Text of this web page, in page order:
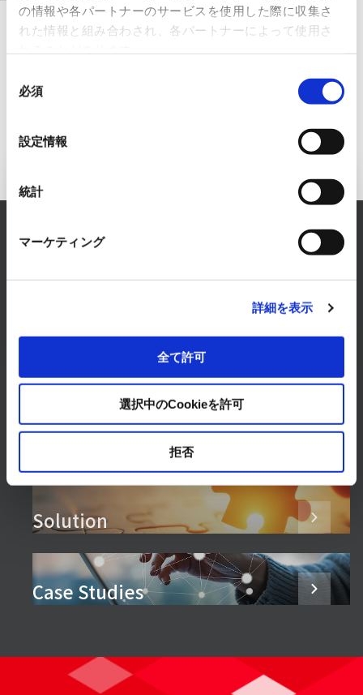
の情報や各パートナーのサービスを使用した際に収集さ
れた情報と組み合わされ、各パートナーによって使用さ
必須
設定情報
統計
マーケティング
詳細を表示
全て許可
選択中のCookieを許可
拒否
Electric
Corporation
Inquiry to FA Systems Business
RYODEN solves any concerns about FA Systems.
Products & Services
Solution
Case Studies